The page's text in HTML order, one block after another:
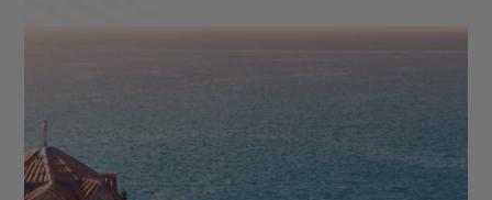
Teresa - Bjeshkët e Nemuna - Bibliothèque